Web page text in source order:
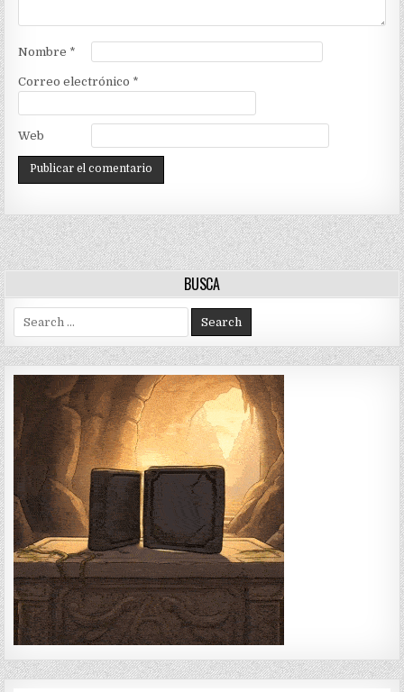
Nombre *
Correo electrónico *
Web
BUSCA
Search
for: